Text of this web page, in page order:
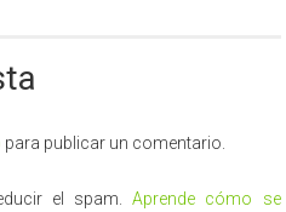
para publicar un comentario.
el spam.Aprende cómo se